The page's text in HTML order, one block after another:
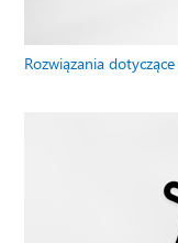
Rozwiązania